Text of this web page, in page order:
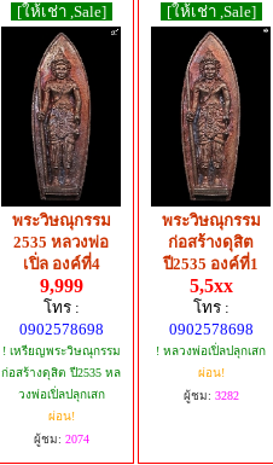
[ให้เช่า ,Sale]
พระวิษณุกรรม
2535 หลวงพ่อ
เปิ่ล องค์ที่4
9,999
โทร :
0902578698
! เหรียญพระวิษณุกรรม
ก่อสร้างดุสิต ปี2535 หล
วงพ่อเปิ่ลปลุกเสก
ผ่อน!
ผู้ชม: 2074
[ให้เช่า ,Sale]
พระวิษณุกรรม
ก่อสร้างดุสิต
ปี2535 องค์ที่1
5,5xx
โทร :
0902578698
! หลวงพ่อเปิ่ลปลุกเสก
ผ่อน!
ผู้ชม: 3282